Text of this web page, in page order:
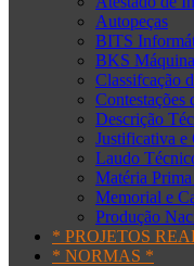
Autopeças
BITS
BKS
Classifcação
Contestações
Descrição
Justificativa e
Laudo
Matéria
Memorial e
Produção
* PROJETOS
* NORMAS *